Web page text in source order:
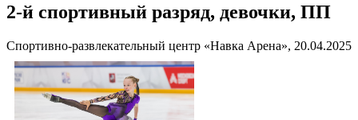
2-й спортивный разряд, девочки, ПП
Спортивно-развлекательный центр «Навка Арена», 20.04.2025